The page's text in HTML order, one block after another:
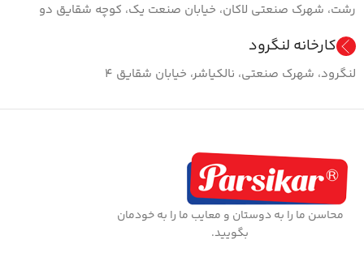
رشت، شهرک صنعتی لاکان، خیابان صنعت یک، کوچه شقایق دو
کارخانه لنگرود
لنگرود، شهرک صنعتی، نالکیاشر، خیابان شقایق ۴
محاسن ما را به دوستان و معایب ما را به خودمان
بگویید.